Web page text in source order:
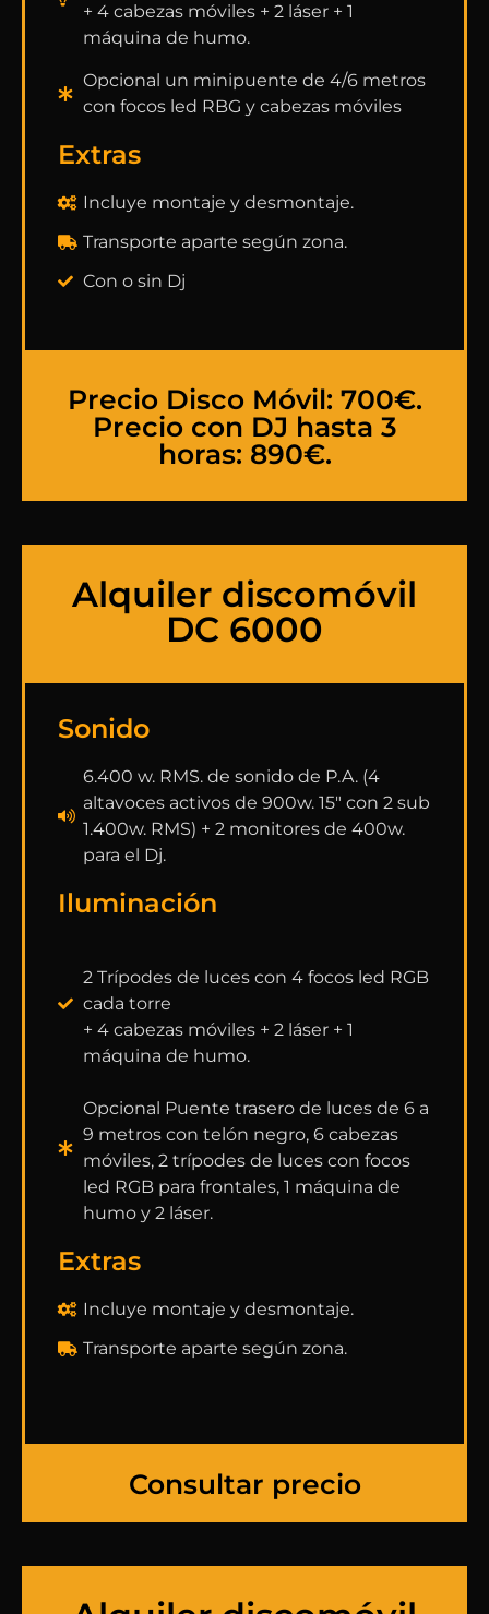
+ 4 cabezas móviles + 2 láser + 1
máquina de humo.
Opcional un minipuente de 4/6 metros
con focos led RBG y cabezas móviles
Extras
Incluye montaje y desmontaje.
Transporte aparte según zona.
Con o sin Dj
Precio Disco Móvil: 700€.
Precio con DJ hasta 3
horas: 890€.
Alquiler discomóvil
DC 6000
Sonido
6.400 w. RMS. de sonido de P.A. (4
altavoces activos de 900w. 15" con 2 sub
1.400w. RMS) + 2 monitores de 400w.
para el Dj.
Iluminación
2 Trípodes de luces con 4 focos led RGB
cada torre
+ 4 cabezas móviles + 2 láser + 1
máquina de humo.
Opcional Puente trasero de luces de 6 a
9 metros con telón negro, 6 cabezas
móviles, 2 trípodes de luces con focos
led RGB para frontales, 1 máquina de
humo y 2 láser.
Extras
Incluye montaje y desmontaje.
Transporte aparte según zona.
Consultar precio